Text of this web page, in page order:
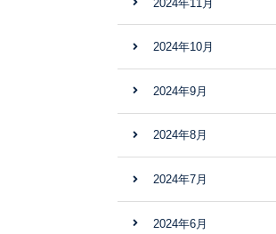
2024年11月
2024年10月
2024年9月
2024年8月
2024年7月
2024年6月